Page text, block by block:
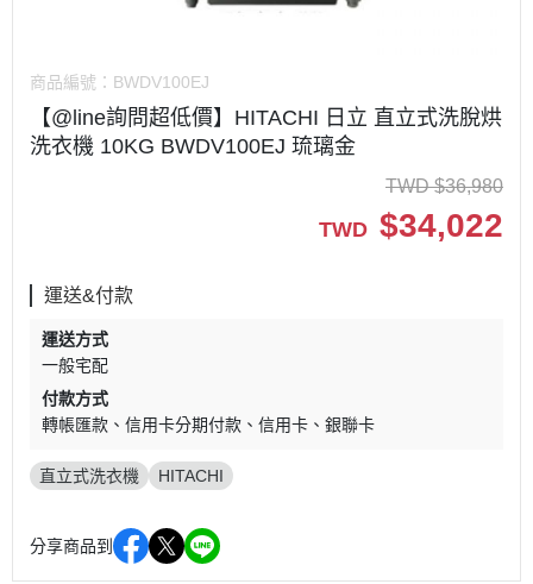
商品編號： BWDV100EJ
【@line詢問超低價】HITACHI 日立 直立式洗脫烘
洗衣機 10KG BWDV100EJ 琉璃金
TWD $36,980
TWD $34,022
運送&付款
運送方式
一般宅配
付款方式
轉帳匯款
信用卡分期付款 信用卡 銀聯卡
直立式洗衣機 HITACHI
分享商品到